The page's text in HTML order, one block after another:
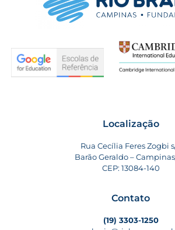
Localização
Rua Cecília Feres Zogbi
Barão Geraldo –
CEP: 13084-140
Contato
(19) 3303-1250